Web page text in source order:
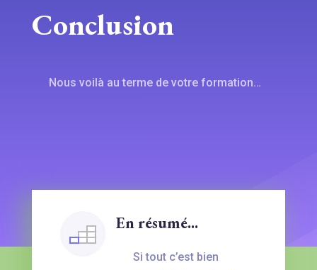
Conclusion
Nous voilà au terme de votre formation…
En résumé...
Si tout c’est bien